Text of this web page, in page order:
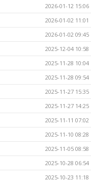
2026-01-12 15:06
2026-01-02 11:01
2026-01-02 09:45
2025-12-04 10:58
2025-11-28 10:04
2025-11-28 09:54
2025-11-27 15:35
2025-11-27 14:25
2025-11-11 07:02
2025-11-10 08:28
2025-11-05 08:58
2025-10-28 06:54
2025-10-23 11:18